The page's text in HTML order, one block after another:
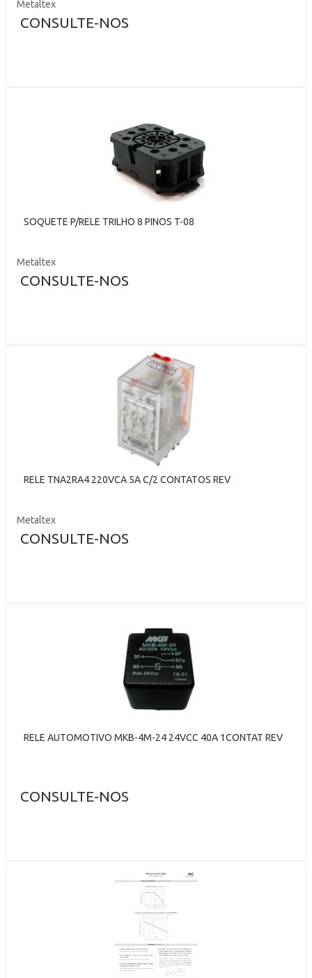
Metaltex
CONSULTE-NOS
SOQUETE P/RELE TRILHO 8 PINOS T-08
Metaltex
CONSULTE-NOS
RELE TNA2RA4 220VCA 5A C/2 CONTATOS REV
Metaltex
CONSULTE-NOS
RELE AUTOMOTIVO MKB-4M-24 24VCC 40A 1CONTAT REV
CONSULTE-NOS